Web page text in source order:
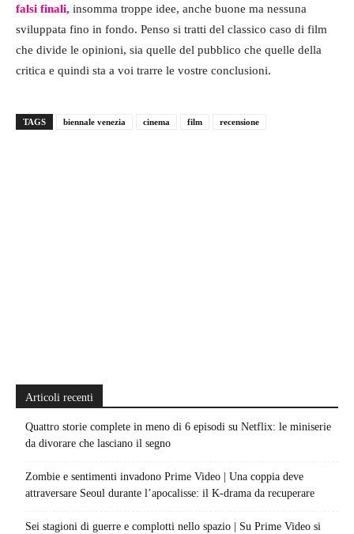
falsi finali, insomma troppe idee, anche buone ma nessuna
sviluppata fino in fondo. Penso si tratti del classico caso di film
che divide le opinioni, sia quelle del pubblico che quelle della
critica e quindi sta a voi trarre le vostre conclusioni.
TAGS biennale venezia cinema film recensione
Articoli recenti
Quattro storie complete in meno di 6 episodi su Netflix: le miniserie
da divorare che lasciano il segno
Zombie e sentimenti invadono Prime Video | Una coppia deve
attraversare Seoul durante l’apocalisse: il K-drama da recuperare
Sei stagioni di guerre e complotti nello spazio | Su Prime Video si